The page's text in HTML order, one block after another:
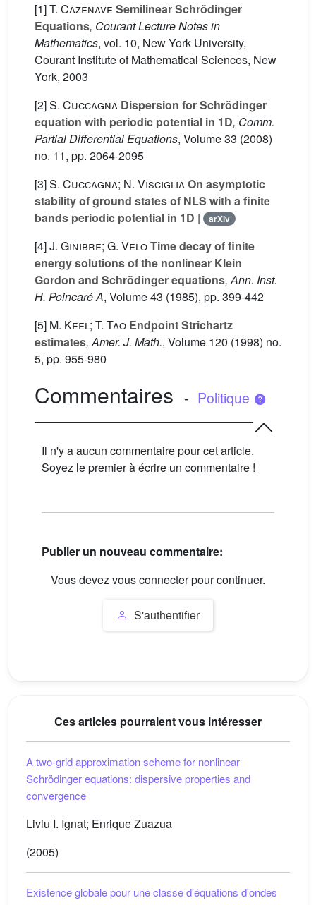
[1]T. Cazenave Semilinear Schrödinger
Equations, Courant Lecture Notes in
Mathematics, vol. 10, New York University,
Courant Institute of Mathematical Sciences, New
York, 2003
[2]S. Cuccagna Dispersion for Schrödinger
equation with periodic potential in 1D, Comm.
Partial Differential Equations, Volume 33 (2008)
no. 11, pp. 2064-2095
[3]S. Cuccagna; N. ViscigliaOn asymptotic
stability of ground states of NLS with a finite
bands periodic potential in 1D | arXiv
[4]J. Ginibre; G. VeloTime decay of finite
energy solutions of the nonlinear Klein
Gordon and Schrödinger equations, Ann. Inst.
H. Poincaré A, Volume 43 (1985), pp. 399-442
[5] M. Keel; T. Tao Endpoint Strichartz
estimates, Amer. J. Math., Volume 120 (1998) no.
5, pp. 955-980
Commentaires - Politique
Il n'y a aucun commentaire pour cet article.
Soyez le premier à écrire un commentaire !
Publier un nouveau commentaire:
Vous devez vous connecter pour continuer.
S'authentifier
Ces articles pourraient vous intéresser
A two-grid approximation scheme for nonlinear
Schrödinger equations: dispersive properties and
convergence
Liviu I. Ignat; Enrique Zuazua
(2005)
Existence globale pour une classe d'équations d'ondes